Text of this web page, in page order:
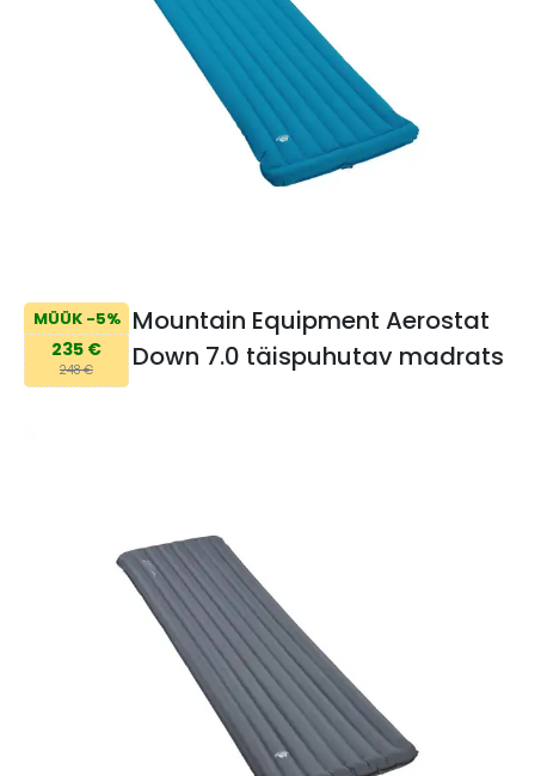
MÜÜK -5%
235 €
248 €
Mountain Equipment Aerostat
Down 7.0 täispuhutav madrats